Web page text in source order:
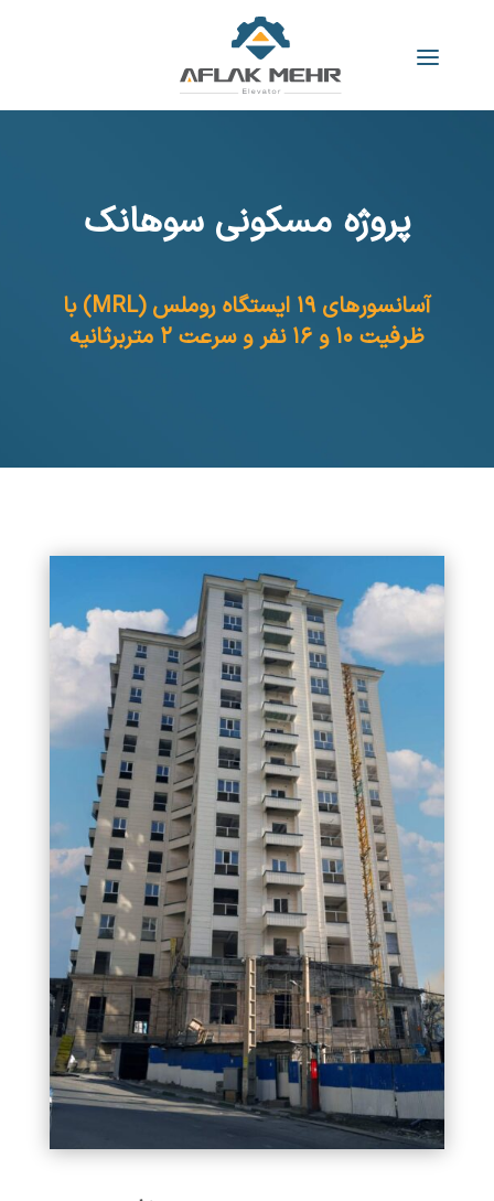
پروژه مسکونی سوهانک
آسانسورهای ۱۹ ایستگاه روملس (MRL) با
ظرفیت ۱۰ و ۱۶ نفر و سرعت ۲ متربرثانیه